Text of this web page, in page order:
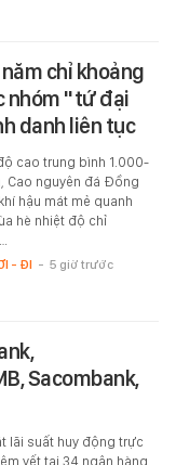
chỉ khoảng
nhóm "tứ đại
danh liên tục
cao trung bình 1.000-
Cao nguyên đá Đồng
hậu mát mẻ quanh
hè nhiệt độ chỉ
- ĐI - 5 giờ trước
Sacombank,
lãi suất huy động trực
yết tại 34 ngân hàng